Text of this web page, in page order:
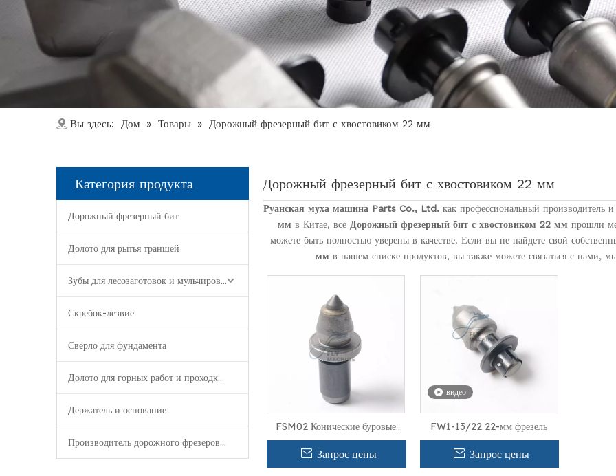
Вы здесь: Дом » Товары » Дорожный фрезерный бит с хвостовиком 22 мм
Категория продукта
Дорожный фрезерный бит
Долото для рытья траншей
Зубы для лесозаготовок и мульчирования
Скребок-лезвие
Сверло для фундамента
Долото для горных работ и проходки туннелей
Держатель и основание
Производитель дорожного фрезерования
Дорожный фрезерный бит с хвостовиком 22 мм
Руанская муха машина Parts Co., Ltd. как профессиональный производитель
мм в Китае, все Дорожный фрезерный бит с хвостовиком 22 мм прошли
можете быть полностью уверены в качестве. Если вы не найдете свой
мм в нашем списке продуктов, вы также можете связаться с нами,
FSM02 Конические буровые
кусочки с 22 -метровой акулой
для бетонного фрезерования
Запрос цены
видео
FW1-13/22 22-мм фрезель
Запрос цены